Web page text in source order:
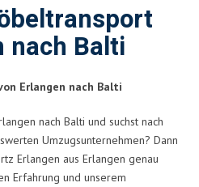
nach Balti
Erlangen nach Balti
nach Balti und suchst nach
Umzugsunternehmen? Dann
Erlangen aus Erlangen genau
Erfahrung und unserem